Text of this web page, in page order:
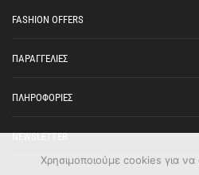
FASHION OFFERS
ΠΑΡΑΓΓΕΛΙΕΣ
ΠΛΗΡΟΦΟΡΙΕΣ
NEWSLETTER
Χρησιμοποιούμε cookies για